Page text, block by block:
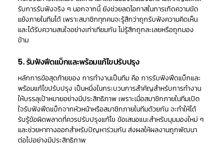
รับการรับฟังจริง ๆ นอกจากนี้ ยังช่วยลดโอกาสในการเกิดความขัด
แย้งภายในทีมได้ เพราะสมาชิกทุกคนจะรู้สึกว่าถูกรับฟังความคิดเห็น
และได้รับความสนใจอย่างเท่าเทียมกัน ไม่รู้สึกถูกละเลยหรือถูกมอง
ข้าม
5. รับฟังฟีดแบ็กและพร้อมแก้ไขปรับปรุง
หลักการข้อสุดท้ายของ การทำงานเป็นทีม คือ การรับฟังฟีดแบ็กและ
พร้อมแก้ไขปรับปรุง เป็นหนึ่งในกระบวนการสำคัญสำหรับการทำงาน
ให้บรรลุเป้าหมายอย่างมีประสิทธิภาพ เพราะเมื่อสมาชิกภายในทีมเปิด
ใจรับฟังฟีดแบ็กจากหัวหน้าหรือสมาชิกภายในทีมด้วยกัน จะทำให้ได้
รับรู้ข้อผิดพลาดที่ควรปรับปรุงแก้ไข ข้อเสนอแนะสำหรับมุมมองใหม่ ๆ
และช่วยหาทางออกสำหรับปัญหาร่วมกัน ส่งผลให้ผลงานถูกพัฒนา
ต่อไปอย่างมีประสิทธิภาพ